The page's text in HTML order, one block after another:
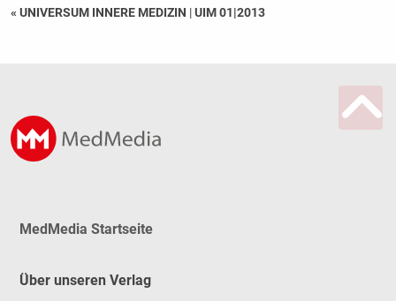
« UNIVERSUM INNERE MEDIZIN |UIM 01|2013
MedMedia Startseite
Über unseren Verlag